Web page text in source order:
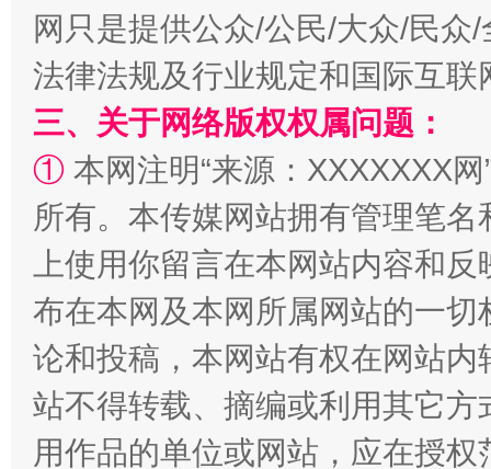
解纷+调解+退费，一次搞定
站台名比不上好声名
网只是提供公众/公民/大众/民
法律法规及行业规定和国际互
三、关于网络版权权属问题：
① 本网注明“来源：XXXXXXX
所有。本传媒网站拥有管理笔
上使用你留言在本网站内容和
布在本网及本网所属网站的一
论和投稿，本网站有权在网站
站不得转载、摘编或利用其它
用作品的单位或网站，应在授